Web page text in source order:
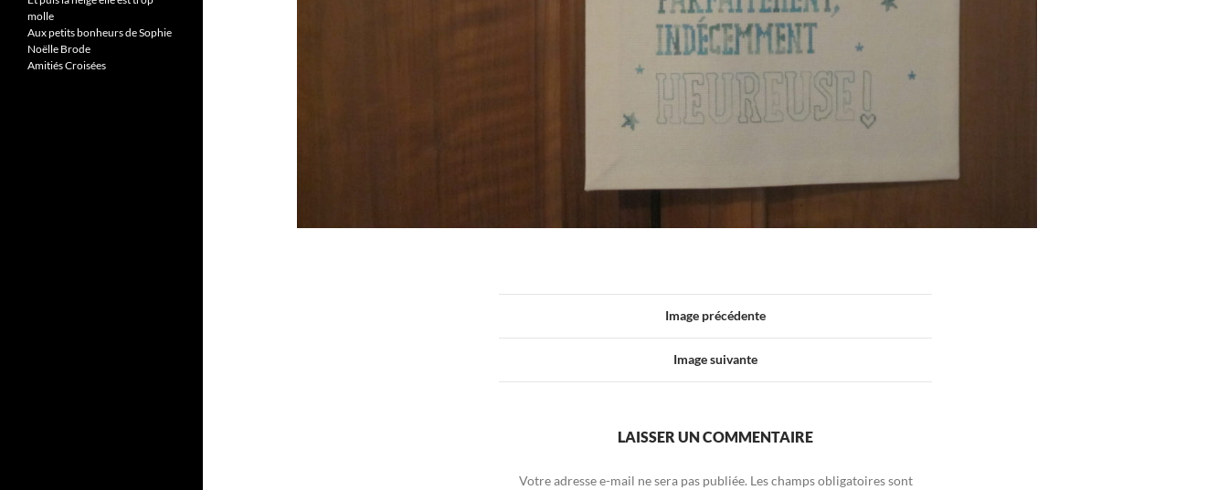
Image précédente
Image suivante
LAISSER UN COMMENTAIRE
Votre adresse e-mail ne sera pas publiée. Les champs obligatoires sont
molle
Aux petits bonheurs de Sophie
Noëlle Brode
Amitiés Croisées